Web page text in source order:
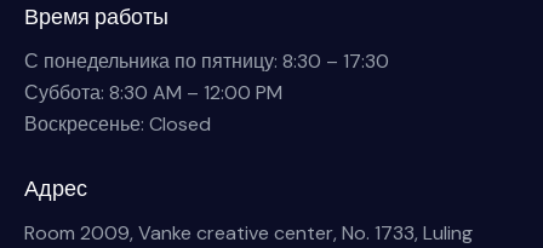
Время работы
С понедельника по пятницу: 8:30 – 17:30
Суббота: 8:30 AM – 12:00 PM
Воскресенье: Closed
Адрес
Room 2009, Vanke creative center, No. 1733, Luling